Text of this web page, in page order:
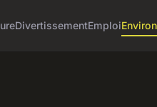
DivertissementEmploi